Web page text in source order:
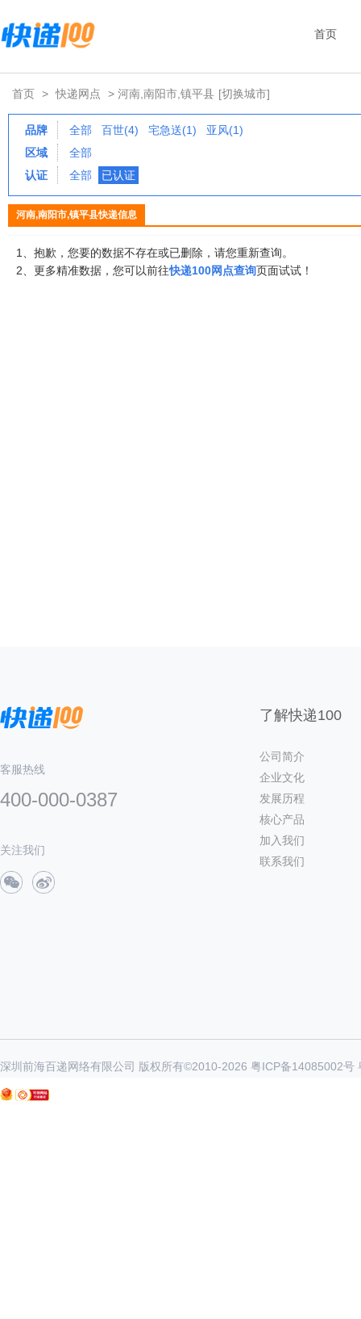
首页
首页 > 快递网点 > 河南,南阳市,镇平县 [切换城市]
品牌 全部 百世(4) 宅急送(1)
亚风(1)
区域
全部
认证
全部 已认证
河南,南阳市,镇平县快递信息
1、抱歉，您要的数据不存在或已删除，请您重新查询。
2、更多精准数据，您可以前往快递100网点查询页面试试！
客服热线
400-000-0387
关注我们
了解快递100
公司简介
企业文化
发展历程
核心产品
加入我们
联系我们
深圳前海百递网络有限公司 版权所有©2010-2026 粤ICP备14085002号